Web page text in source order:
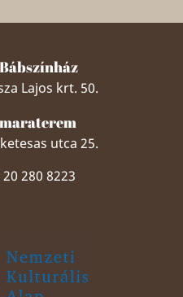
Lajos krt. 50.
utca 25.
280 8223